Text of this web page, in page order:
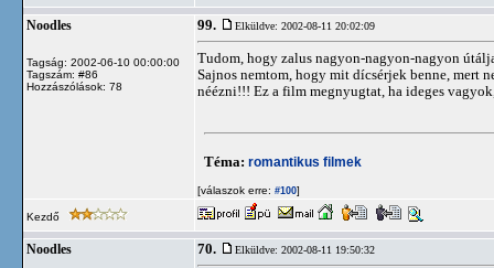
Noodles
Tagság: 2002-06-10 00:00:00
Tagszám: #86
Hozzászólások: 78
99. Elküldve: 2002-08-11 20:02:09
Tudom, hogy zalus nagyon-nagyon-nagyon
Sajnos nemtom, hogy mit dícsérjek benne, mert
néézni!!! Ez a film megnyugtat, ha ideges
Téma: romantikus filmek
[válaszok erre: #100]
Kezdő
Noodles 70. Elküldve: 2002-08-11 19:50:32